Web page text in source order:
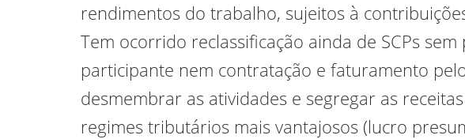
rendimentos do trabalho, sujeitos à
Tem ocorrido reclassificação ainda de SCPs
participante nem contratação e faturamento
desmembrar as atividades e segregar as
regimes tributários mais vantajosos (lucro